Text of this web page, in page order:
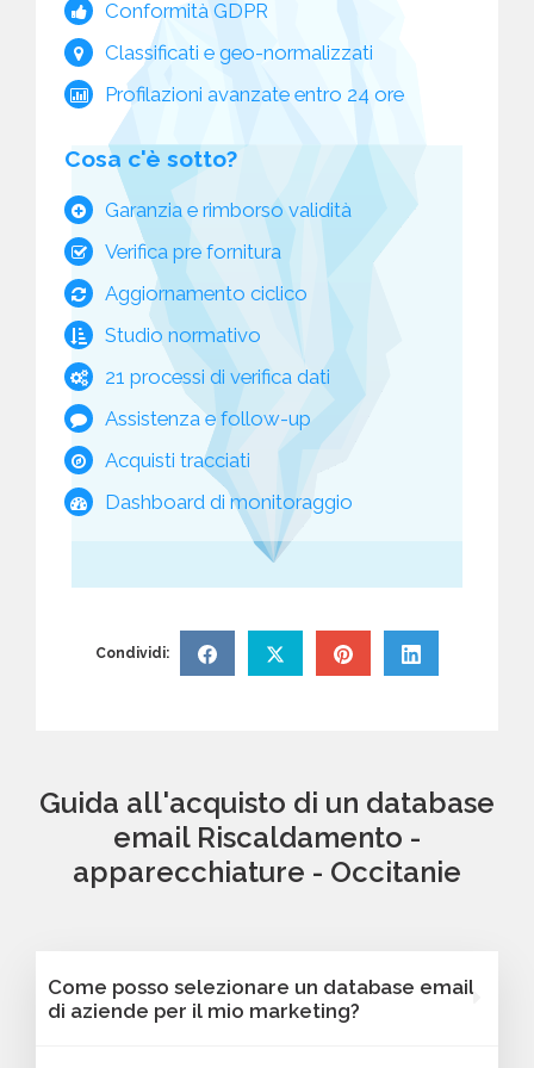
Conformità GDPR
Classificati e geo-normalizzati
Profilazioni avanzate entro 24 ore
Cosa c'è sotto?
Garanzia e rimborso validità
Verifica pre fornitura
Aggiornamento ciclico
Studio normativo
21 processi di verifica dati
Assistenza e follow-up
Acquisti tracciati
Dashboard di monitoraggio
Condividi:
Guida all'acquisto di un database
email Riscaldamento -
apparecchiature - Occitanie
Come posso selezionare un database email
di aziende per il mio marketing?